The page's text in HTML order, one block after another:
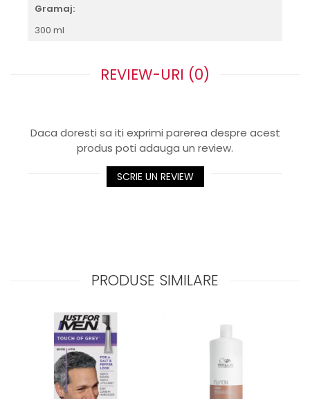
Gramaj:
300 ml
REVIEW-URI (0)
Daca doresti sa iti exprimi parerea despre acest
produs poti adauga un review.
SCRIE UN REVIEW
PRODUSE SIMILARE